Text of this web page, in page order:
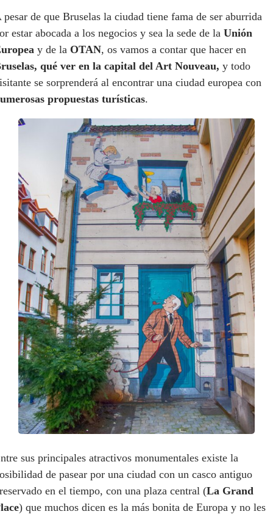
pesar de que Bruselas la ciudad tiene fama de ser aburrida
estar abocada a los negocios y sea la sede de la Unión
y de la OTAN, os vamos a contar que hacer en
qué ver en la capital del Art Nouveau, y todo
se sorprenderá al encontrar una ciudad europea con
propuestas turísticas.
sus principales atractivos monumentales existe la
de pasear por una ciudad con un casco antiguo
en el tiempo, con una plaza central (La Grand
) que muchos dicen es la más bonita de Europa y no les